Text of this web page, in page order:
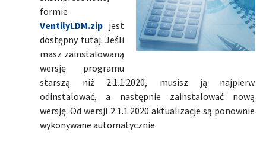
formie
VentilyLDM.zip jest
dostępny tutaj. Jeśli
masz zainstalowaną
wersję programu
starszą niż 2.1.1.2020, musisz ją najpierw
odinstalować, a następnie zainstalować nową
wersję. Od wersji 2.1.1.2020 aktualizacje są ponownie
wykonywane automatycznie.